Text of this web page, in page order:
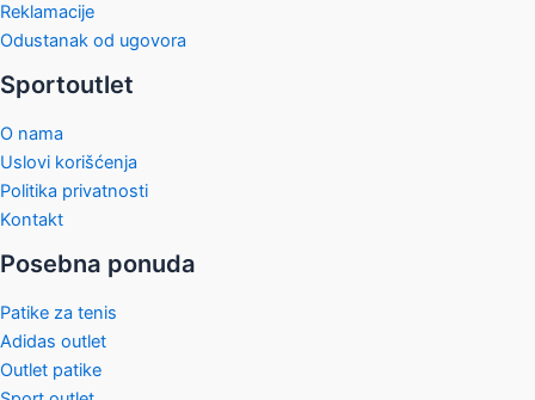
Reklamacije
Odustanak od ugovora
Sportoutlet
O nama
Uslovi korišćenja
Politika privatnosti
Kontakt
Posebna ponuda
Patike za tenis
Adidas outlet
Outlet patike